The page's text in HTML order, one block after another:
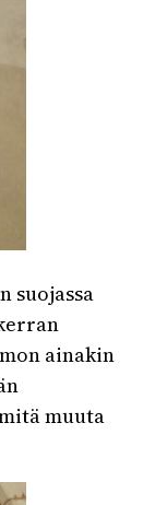
suojassa
ainakin
muuta